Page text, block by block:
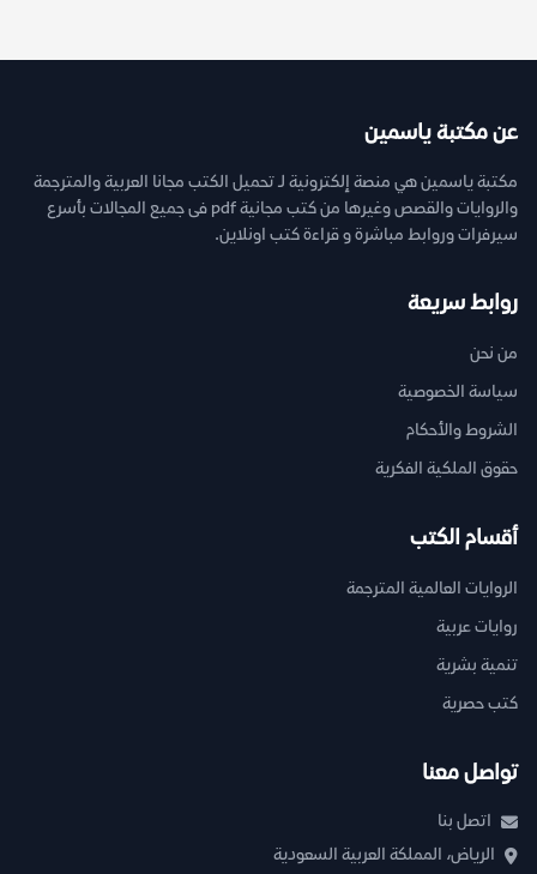
عن مكتبة ياسمين
مكتبة ياسمين هي منصة إلكترونية لـ تحميل الكتب مجانا العربية والمترجمة
والروايات والقصص وغيرها من كتب مجانية pdf فى جميع المجالات بأسرع
سيرفرات وروابط مباشرة و قراءة كتب اونلاين.
روابط سريعة
من نحن
سياسة الخصوصية
الشروط والأحكام
حقوق الملكية الفكرية
أقسام الكتب
الروايات العالمية المترجمة
روايات عربية
تنمية بشرية
كتب حصرية
تواصل معنا
اتصل بنا
الرياض، المملكة العربية السعودية